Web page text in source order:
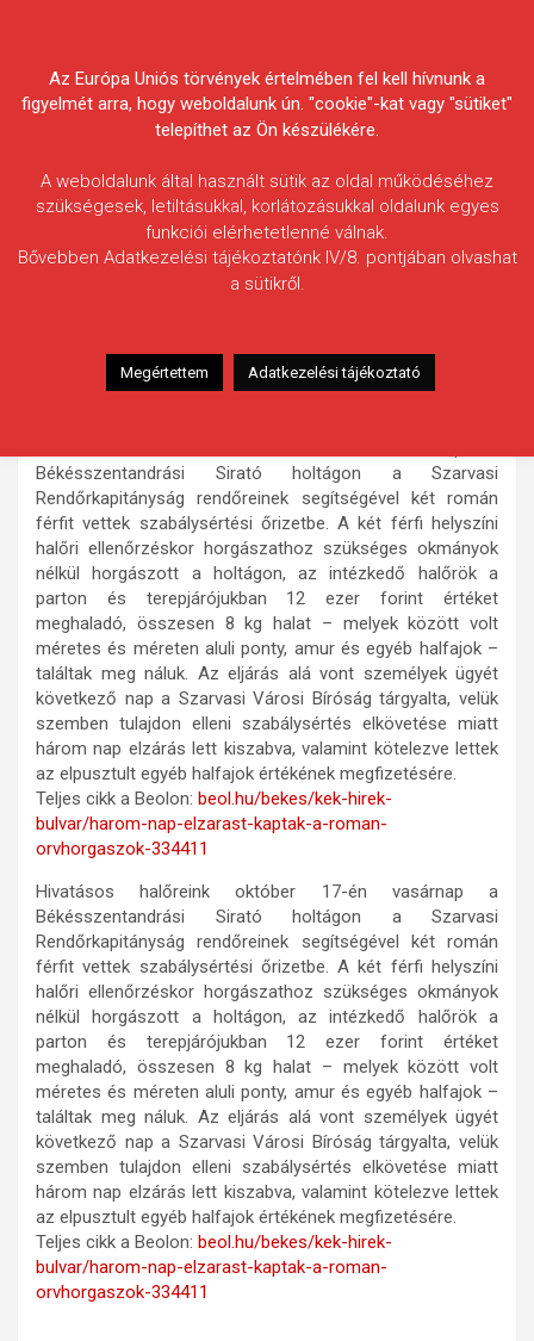
Egyesületek Szövetsége
HÍREK
Három nap elzárást kapott az
fogó két román férfi
Békésszentandrási Sirató holtágon a Szarvasi
Rendőrkapitányság rendőreinek segítségével két román
férfit vettek szabálysértési őrizetbe. A két férfi helyszíni
halőri ellenőrzéskor horgászathoz szükséges okmányok
nélkül horgászott a holtágon, az intézkedő halőrök a
parton és terepjárójukban 12 ezer forint értéket
meghaladó, összesen 8 kg halat – melyek között volt
méretes és méreten aluli ponty, amur és egyéb halfajok –
találtak meg náluk. Az eljárás alá vont személyek ügyét
következő nap a Szarvasi Városi Bíróság tárgyalta, velük
szemben tulajdon elleni szabálysértés elkövetése miatt
három nap elzárás lett kiszabva, valamint kötelezve lettek
az elpusztult egyéb halfajok értékének megfizetésére.
Teljes cikk a Beolon: beol.hu/bekes/kek-hirek-
bulvar/harom-nap-elzarast-kaptak-a-roman-
orvhorgaszok-334411
Hivatásos halőreink október 17-én vasárnap a
Békésszentandrási Sirató holtágon a Szarvasi
Rendőrkapitányság rendőreinek segítségével két román
férfit vettek szabálysértési őrizetbe. A két férfi helyszíni
halőri ellenőrzéskor horgászathoz szükséges okmányok
nélkül horgászott a holtágon, az intézkedő halőrök a
parton és terepjárójukban 12 ezer forint értéket
meghaladó, összesen 8 kg halat – melyek között volt
méretes és méreten aluli ponty, amur és egyéb halfajok –
találtak meg náluk. Az eljárás alá vont személyek ügyét
következő nap a Szarvasi Városi Bíróság tárgyalta, velük
szemben tulajdon elleni szabálysértés elkövetése miatt
három nap elzárás lett kiszabva, valamint kötelezve lettek
az elpusztult egyéb halfajok értékének megfizetésére.
Teljes cikk a Beolon: beol.hu/bekes/kek-hirek-
bulvar/harom-nap-elzarast-kaptak-a-roman-
orvhorgaszok-334411
Az Európa Uniós törvények értelmében fel kell hívnunk a
figyelmét arra, hogy weboldalunk ún. "cookie"-kat vagy "sütiket"
telepíthet az Ön készülékére.
A weboldalunk által használt sütik az oldal működéséhez
szükségesek, letiltásukkal, korlátozásukkal oldalunk egyes
funkciói elérhetetlenné válnak.
Bővebben Adatkezelési tájékoztatónk IV/8. pontjában olvashat
a sütikről.
Megértettem Adatkezelési tájékoztató